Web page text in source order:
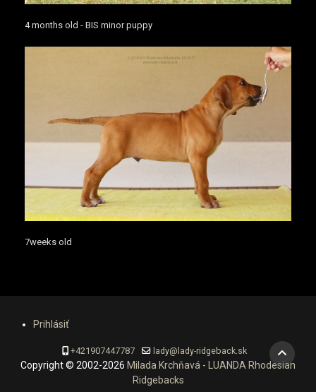
4 months old - BIS minor puppy
7weeks old
Prihlásiť
+421907447787 lady@lady-ridgeback.sk
Copyright © 2002-2026 Milada Krchňavá - LUANDA Rhodesian
Ridgebacks